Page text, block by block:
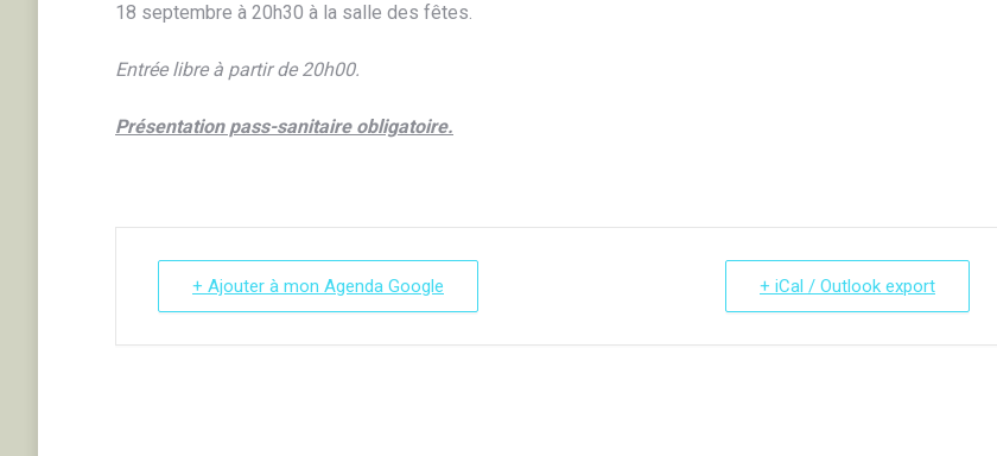
18 septembre à 20h30 à la salle des fêtes.
Entrée libre à partir de 20h00.
Présentation pass-sanitaire obligatoire.
+ Ajouter à mon Agenda Google + iCal / Outlook export